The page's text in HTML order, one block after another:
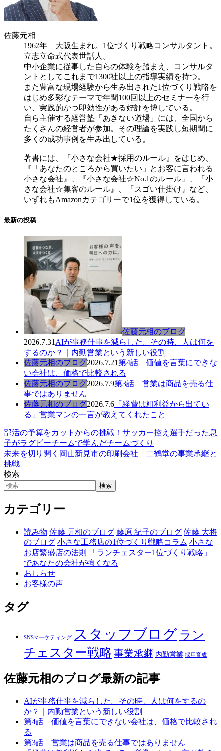
佐藤元相
1962年 大阪生まれ。1位づくり戦略コンサルタント。
立志立命式代表世話人。
中小企業に従事した自らの体験を踏まえ、コンサルタ
ントとしてこれまで1300社以上の指導実績を持つ。
また豊富な現場経験から生み出された1位づくり戦略を
はじめ多彩なテーマで年間100回以上のセミナーを行
い、実践的かつ即効性がある好評を博している。
自ら主催する経営塾「あきない道場」には、全国から
たくさんの経営者が参加。その理論を実践し短期間に
多くの成功事例を生み出している。
著書には、『小さな会社★採用のルール』をはじめ、
『「あなたのところから買いたい」とお客に言われる
小さな会社』、『小さな会社☆No.1のルール』、『小
さな会社☆集客のルール』、『スゴい仕掛け』など、
いずれもAmazonカテゴリーで1位を獲得している。
最新の投稿
佐藤元相のブログ
2026.7.31 AIが事務仕事を減らした。その時、人は何を
するのか？｜内勤営業という新しい役割
佐藤元相のブログ2026.7.21第4話 価値を言葉にできな
い会社は、価格で比較される
佐藤元相のブログ2026.7.9第3話 営業は商品を売る仕
事ではありません
佐藤元相のブログ2026.7.6 「経費は粗利益から出てい
る」営業マンの一言が教えてくれたこと
部活の予算をカットからの挑戦！サッカー控え選手だった息
子がラグビーチームで学んだチームづくり
未来を切り開く岡山新見市の印刷会社 二鶴堂の事業承継と
挑戦
検索
検索
カテゴリー
読み物 佐藤 元相のブログ 藤原 紀子のブログ 佐藤 大将
のブログ 小さな工務店の1位づくり戦略コラム 小さな
お店繁盛店の法則
「ランチェスター1位づくり戦略」
であなたの会社が強くなる
おしらせ
お客様の声
タグ
SNSマーケティング スタッフブログ ラン
チェスター戦略 事業承継 内勤営業 採用育成
佐藤元相のブログ最新の記事
AIが事務仕事を減らした。その時、人は何をするの
か？｜内勤営業という新しい役割
第4話 価値を言葉にできない会社は、価格で比較され
る
第3話 営業は商品を売る仕事ではありません